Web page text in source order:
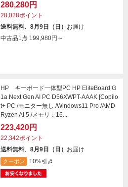
280,280円
28,028ポイント
送料無料、8月9日（日） お届け
中古品1点 199,980円～
HP キーボード一体型PC HP EliteBoard G
1a Next Gen AI PC D56XWPT-AAAK [Copilo
t+ PC /モニター無し /Windows11 Pro /AMD
Ryzen AI 5 /メモリ：16...
223,420円
22,342ポイント
送料無料、8月9日（日） お届け
クーポン 10%引き